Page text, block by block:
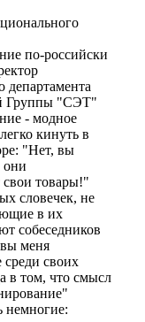
по-российски
департамента
Группы "СЭТ"
- модное
кинуть в
"Нет, вы
они
товары!"
словечек, не
в их
собеседников
меня
среди своих
в том, что смысл
немногие: